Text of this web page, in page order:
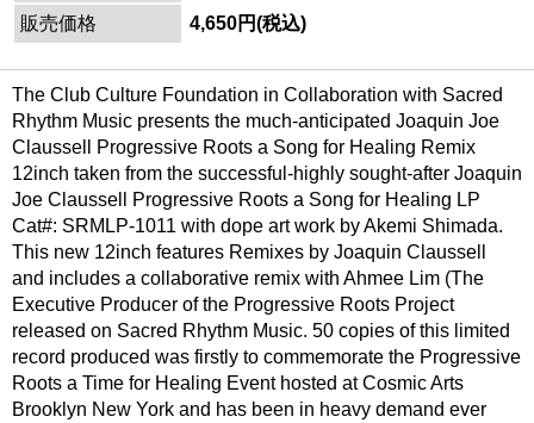
販売価格
4,650円(税込)
The Club Culture Foundation in Collaboration with Sacred
Rhythm Music presents the much-anticipated Joaquin Joe
Claussell Progressive Roots a Song for Healing Remix
12inch taken from the successful-highly sought-after Joaquin
Joe Claussell Progressive Roots a Song for Healing LP
Cat#: SRMLP-1011 with dope art work by Akemi Shimada.
This new 12inch features Remixes by Joaquin Claussell
and includes a collaborative remix with Ahmee Lim (The
Executive Producer of the Progressive Roots Project
released on Sacred Rhythm Music. 50 copies of this limited
record produced was firstly to commemorate the Progressive
Roots a Time for Healing Event hosted at Cosmic Arts
Brooklyn New York and has been in heavy demand ever